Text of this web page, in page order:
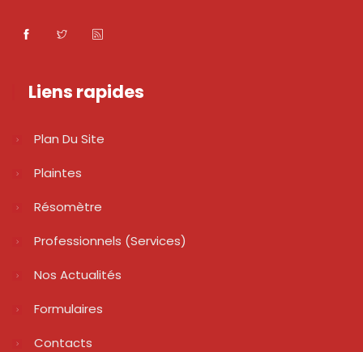
Liens rapides
Plan Du Site
Plaintes
Résomètre
Professionnels (services)
Nos Actualités
Formulaires
Contacts